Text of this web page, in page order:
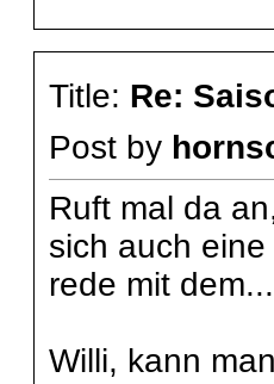
Title: Re:
Post by
Ruft mal da
sich auch
rede mit dem...
Willi, kann